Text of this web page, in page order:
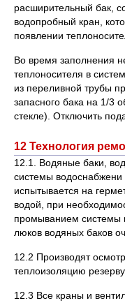
расширительный бак,
водопробный кран,
появлении
Во время заполнения
теплоносителя в
из переливной трубы
запасного бака на 1/3
стекле). Отключить
12 Технология
12.1. Водяные баки,
системы водоснабжени
испытывается на
водой, при
промыванием системы
люков водяных баков
12.2 Производят
теплоизоляцию
12.3 Все краны и